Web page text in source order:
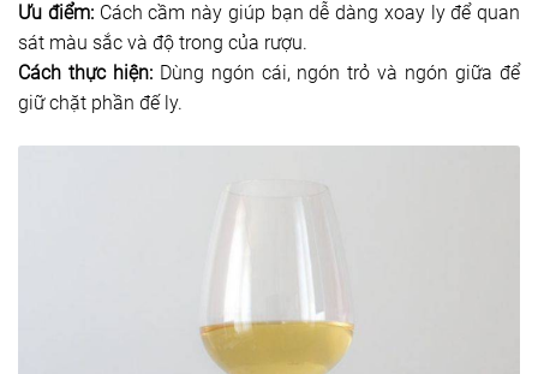
Ưu điểm:Cách cầm này giúp bạn dễ dàng xoay ly để quan
sát màu sắc và độ trong của rượu.
Cách thực hiện:Dùng ngón cái, ngón trỏ và ngón giữa để
giữ chặt phần đế ly.